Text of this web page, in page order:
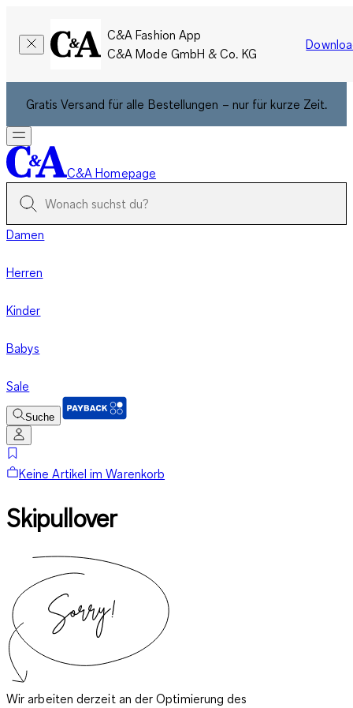
C&A Fashion App
C&A Mode GmbH & Co. KG
Gratis Versand für alle Bestellungen – nur für kurze Zeit.
C&A Homepage
Damen
Herren
Kinder
Babys
Sale
Suche
Keine Artikel im Warenkorb
Skipullover
Wir arbeiten derzeit an der Optimierung des